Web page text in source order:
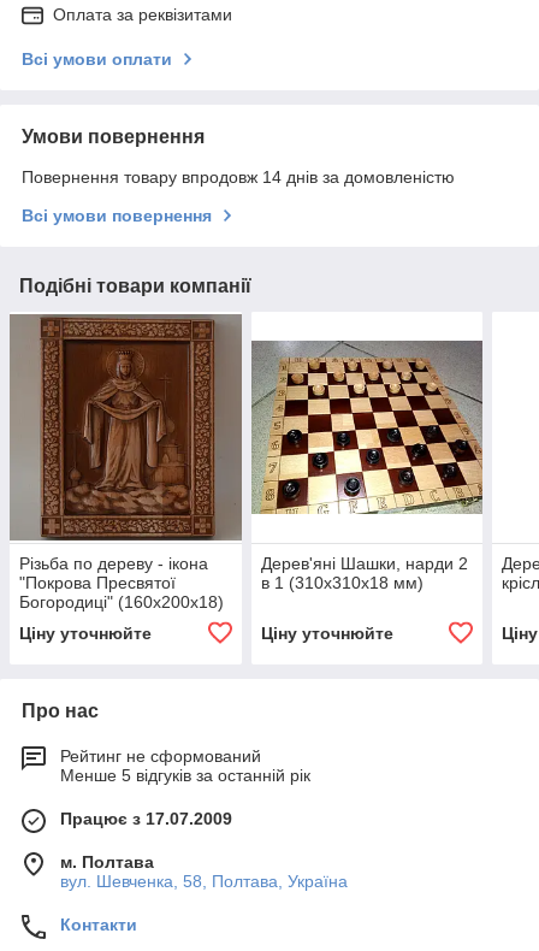
Оплата за реквізитами
Всі умови оплати
Умови повернення
Повернення товару впродовж 14 днів за домовленістю
Всі умови повернення
Подібні товари компанії
Різьба по дереву - ікона
"Покрова Пресвятої
Богородиці" (160х200х18)
Ціну уточнюйте
Дерев'яні Шашки, нарди 2
в 1 (310х310х18 мм)
Ціну уточнюйте
Про нас
Рейтинг не сформований
Менше 5 відгуків за останній рік
Працює з 17.07.2009
м. Полтава
вул. Шевченка, 58, Полтава, Україна
Контакти